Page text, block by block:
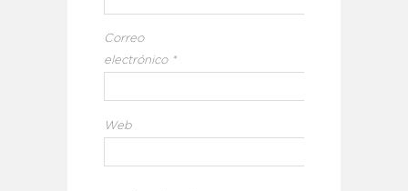
Correo
electrónico *
Web